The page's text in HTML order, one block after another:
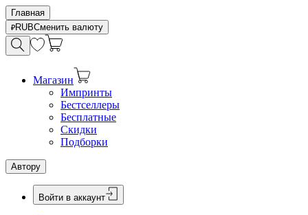
Главная
RUBСменить валюту
Магазин
Импринты
Бестселлеры
Бесплатные
Скидки
Подборки
Автору
Войти в аккаунт